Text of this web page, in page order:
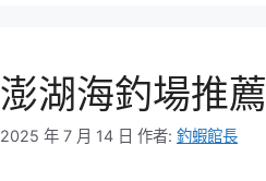
澎湖海釣場推薦
2025 年 7 月 14 日 作者: 釣蝦館長